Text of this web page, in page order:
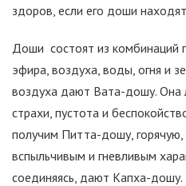
здоров, если его доши
Доши состоят из комбинаций
эфира, воздуха, воды, огня и
воздуха дают Вата-дошу. Она
страхи, пустота и
получим Питта-дошу, горячую,
вспыльчивым и гневливым
соединяясь, дают Капха-